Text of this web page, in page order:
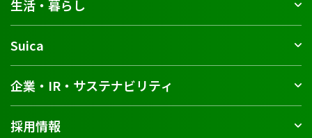
生活・暮らし
Suica
企業・IR・サステナビリティ
採用情報